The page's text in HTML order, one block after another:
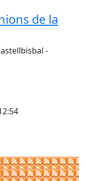
de la
-